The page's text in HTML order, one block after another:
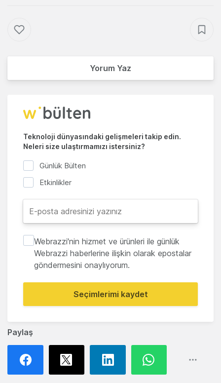
Paylaş
Yorum Yaz
Teknoloji dünyasındaki gelişmeleri takip edin.
Neleri size ulaştırmamızı istersiniz?
Günlük Bülten
Etkinlikler
Webrazzi'nin hizmet ve ürünleri ile günlük
Webrazzi haberlerine ilişkin olarak epostalar
göndermesini onaylıyorum.
Seçimlerimi kaydet